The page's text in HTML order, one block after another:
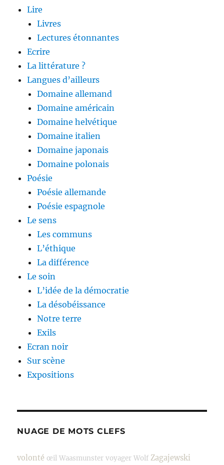
Lire
Livres
Lectures étonnantes
Ecrire
La littérature ?
Langues d’ailleurs
Domaine allemand
Domaine américain
Domaine helvétique
Domaine italien
Domaine japonais
Domaine polonais
Poésie
Poésie allemande
Poésie espagnole
Le sens
Les communs
L’éthique
La différence
Le soin
L’idée de la démocratie
La désobéissance
Notre terre
Exils
Ecran noir
Sur scène
Expositions
NUAGE DE MOTS CLEFS
volonté œil Waasmunster voyager Wolf Zagajewski